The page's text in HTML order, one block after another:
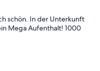
schön. In der Unterkunft
Mega Aufenthalt! 1000